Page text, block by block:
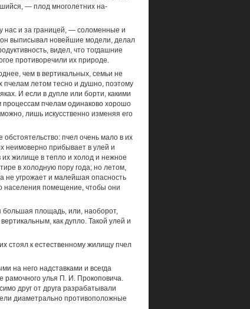
— плод многолетних на­
нас и за границей, — соломенные и
выписывал новейшие модели, делал
видел, что тогдашние
противоречили их природе.
чем в вертикальных, семьи не
пчелам летом тесно и душно, поэтому
И если в дупле или борти, какими
пчелам одинаково хорошо
лишь искус­ственно изменяя его
пчел очень мало в их
неимоверно прибывает в улей и
их жилище в тепло и холод и нежное
в холодную пору года; но летом,
не угрожает и малейшая опасность
населения помещение, чтобы они
большая площадь, или, наоборот,
как дупло. Такой улей и
стоял к естественному жилищу пчел
на него надставками и всегда
рамочного улья П. И. Прокоповича.
друг от друга разрабатывали
диаметрально противоположные